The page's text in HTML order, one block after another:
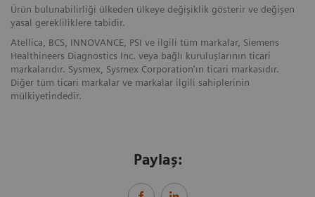
Ürün bulunabilirliği ülkeden ülkeye değişiklik gösterir ve değişen
yasal gerekliliklere tabidir.
Atellica, BCS, INNOVANCE, PSI ve ilgili tüm markalar, Siemens
Healthineers Diagnostics Inc. veya bağlı kuruluşlarının ticari
markalarıdır. Sysmex, Sysmex Corporation'ın ticari markasıdır.
Diğer tüm ticari markalar ve markalar ilgili sahiplerinin
mülkiyetindedir.
Paylaş: